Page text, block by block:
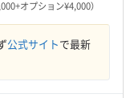
(愛知県) 刈谷市
県) 江南市
オプション¥4,000）
公式サイトで最新